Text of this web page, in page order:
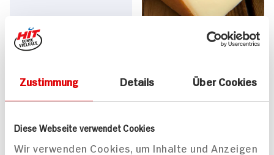
Zustimmung Details Über Cookies
Diese Webseite verwendet Cookies
Wir verwenden Cookies, um Inhalte und Anzeigen
320 kcal p. Portion
Mittel
298 kcal p. Portion